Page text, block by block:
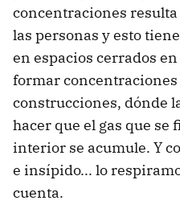
concentraciones
las personas y esto
en espacios cerrados
formar concentraciones
construcciones, dónde
hacer que el gas que se
interior se acumule. Y
e insípido... lo
cuenta.